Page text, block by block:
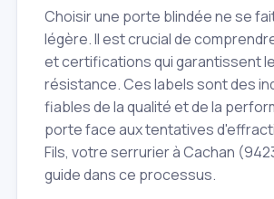
Choisir une porte blindée ne se
légère. Il est crucial de
et certifications qui garantissent
résistance. Ces labels sont des
fiables de la qualité et de la
porte face aux tentatives
Fils, votre serrurier à Cachan
guide dans ce processus.